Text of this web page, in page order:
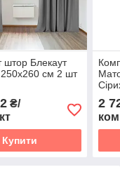
штор Блекаут
см 2 шт
₴/
Купити
2